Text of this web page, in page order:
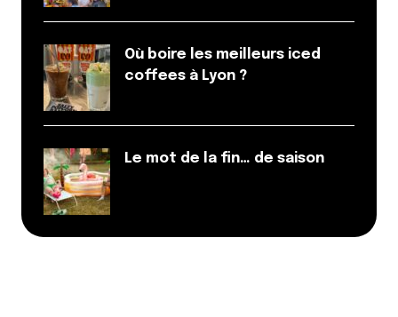
Où boire les meilleurs iced
coffees à Lyon ?
Le mot de la fin… de saison